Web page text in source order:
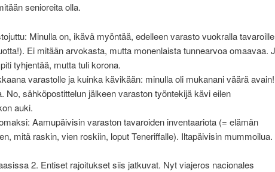
senioreita olla.
Minulla on, ikävä myöntää, edelleen varasto vuokralla
Ei mitään arvokasta, mutta monenlaista tunnearvoa omaavaa.
tyhjentää, mutta tuli korona.
varastolle ja kuinka kävikään: minulla oli mukanani väärä avain!
No, sähköpostittelun jälkeen varaston työntekijä kävi eilen
auki.
Aamupäivisin varaston tavaroiden inventaariota (= elämän
mitä raskin, vien roskiin, loput Teneriffalle). Iltapäivisin mummoilua.
2. Entiset rajoitukset siis jatkuvat. Nyt viajeros nacionales